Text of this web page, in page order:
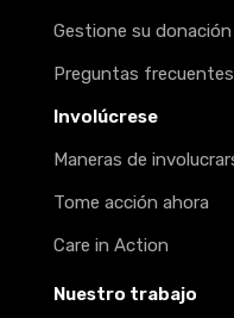
Gestione su donación
Preguntas
Involúcrese
Maneras de
Tome acción ahora
Care in Action
Nuestro trabajo